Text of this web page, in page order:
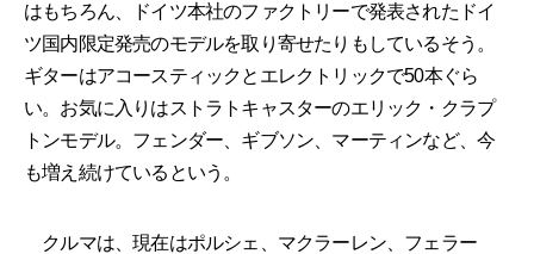
はもちろん、ドイツ本社のファクトリーで発表されたドイ
ツ国内限定発売のモデルを取り寄せたりもしているそう。
ギターはアコースティックとエレクトリックで50本ぐら
い。お気に入りはストラトキャスターのエリック・クラプ
トンモデル。フェンダー、ギブソン、マーティンなど、今
も増え続けているという。
クルマは、現在はポルシェ、マクラーレン、フェラー